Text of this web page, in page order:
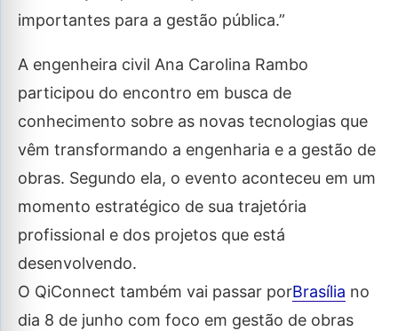
importantes para a gestão pública.”
A engenheira civil Ana Carolina Rambo
participou do encontro em busca de
conhecimento sobre as novas tecnologias que
vêm transformando a engenharia e a gestão de
obras. Segundo ela, o evento aconteceu em um
momento estratégico de sua trajetória
profissional e dos projetos que está
desenvolvendo.
O QiConnect também vai passar porBrasília no
dia 8 de junho com foco em gestão de obras